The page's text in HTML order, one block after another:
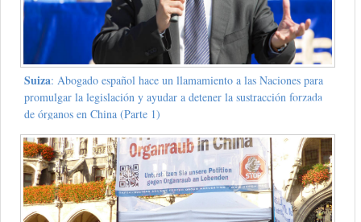
Suiza: Abogado español hace un llamamiento a las Naciones para
promulgar la legislación y ayudar a detener la sustracción forzada
de órganos en China (Parte 1)